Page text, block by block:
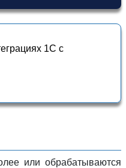
1С с
или обрабатываются